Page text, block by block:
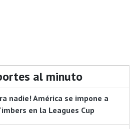
al minuto
nadie! América se impone a
en la Leagues Cup